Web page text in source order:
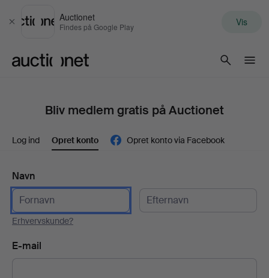
Luk
Auctionet
Findes på Google Play Vis
Bliv medlem gratis på Auctionet
Log ind Opret konto Opret konto via Facebook
Navn
Erhvervskunde?
E-mail